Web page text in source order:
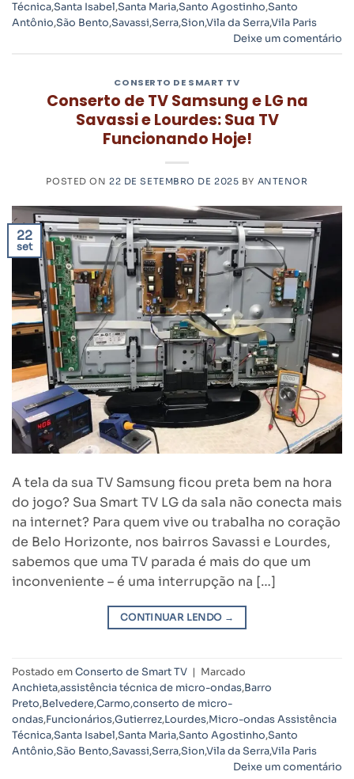
Técnica,Santa Isabel,Santa Maria,Santo Agostinho,Santo
Antônio,São Bento,Savassi,Serra,Sion,Vila da Serra,Vila Paris
Deixe um comentário
CONSERTO DE SMART TV
Conserto de TV Samsung e LG na
Savassi e Lourdes: Sua TV
Funcionando Hoje!
POSTED ON22 DE SETEMBRO DE 2025 BY ANTENOR
22
set
A tela da sua TV Samsung ficou preta bem na hora
do jogo? Sua Smart TV LG da sala não conecta mais
na internet? Para quem vive ou trabalha no coração
de Belo Horizonte, nos bairros Savassi e Lourdes,
sabemos que uma TV parada é mais do que um
inconveniente – é uma interrupção na […]
CONTINUAR LENDO →
Postado emConserto de Smart TV | Marcado
Anchieta,assistência técnica de micro-ondas,Barro
Preto,Belvedere,Carmo,conserto de micro-
ondas,Funcionários,Gutierrez,Lourdes,Micro-ondas Assistência
Técnica,Santa Isabel,Santa Maria,Santo Agostinho,Santo
Antônio,São Bento,Savassi,Serra,Sion,Vila da Serra,Vila Paris
Deixe um comentário